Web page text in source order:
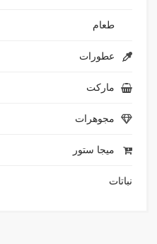
طعام
عطورات
ماركت
مجوهرات
ميجا ستور
نباتات